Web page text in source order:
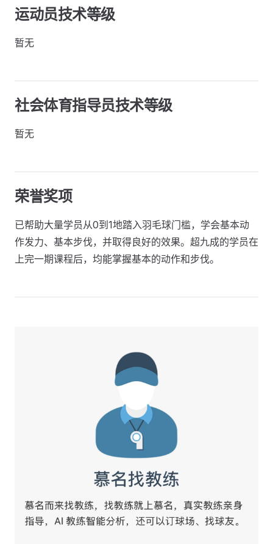
运动员技术等级
暂无
社会体育指导员技术等级
暂无
荣誉奖项
已帮助大量学员从0到1地踏入羽毛球门槛，学会基本动
作发力、基本步伐，并取得良好的效果。超九成的学员在
上完一期课程后，均能掌握基本的动作和步伐。